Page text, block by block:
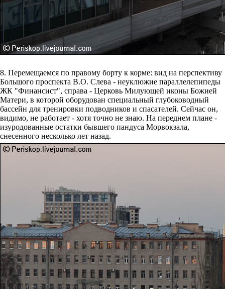
8. Перемещаемся по правому борту к корме: вид на перспективу
Большого проспекта В.О. Слева - неуклюжие параллелепипеды
ЖК "Финансист", справа - Церковь Милующей иконы Божией
Матери, в которой оборудован специальный глубоководный
бассейн для тренировки подводников и спасателей. Сейчас он,
видимо, не работает - хотя точно не знаю. На переднем плане -
изуродованные остатки бывшего пандуса Морвокзала,
снесенного несколько лет назад.